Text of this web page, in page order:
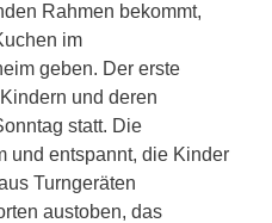
Rahmen bekommt,
im
geben. Der erste
und deren
statt. Die
und entspannt, die Kinder
Turngeräten
austoben, das